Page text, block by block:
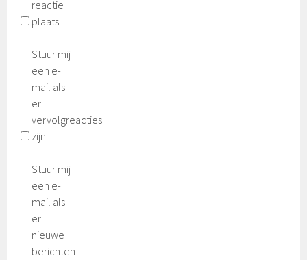
reactie
plaats.
Stuur mij
een e-
mail als
er
vervolgreacties
zijn.
Stuur mij
een e-
mail als
er
nieuwe
berichten